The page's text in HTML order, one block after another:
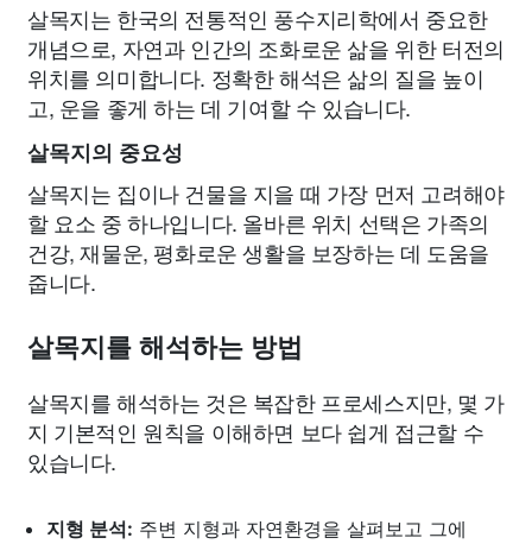
살목지는 한국의 전통적인 풍수지리학에서 중요한
개념으로, 자연과 인간의 조화로운 삶을 위한 터전의
위치를 의미합니다. 정확한 해석은 삶의 질을 높이
고, 운을 좋게 하는 데 기여할 수 있습니다.
살목지의 중요성
살목지는 집이나 건물을 지을 때 가장 먼저 고려해야
할 요소 중 하나입니다. 올바른 위치 선택은 가족의
건강, 재물운, 평화로운 생활을 보장하는 데 도움을
줍니다.
살목지를 해석하는 방법
살목지를 해석하는 것은 복잡한 프로세스지만, 몇 가
지 기본적인 원칙을 이해하면 보다 쉽게 접근할 수
있습니다.
지형 분석: 주변 지형과 자연환경을 살펴보고 그에